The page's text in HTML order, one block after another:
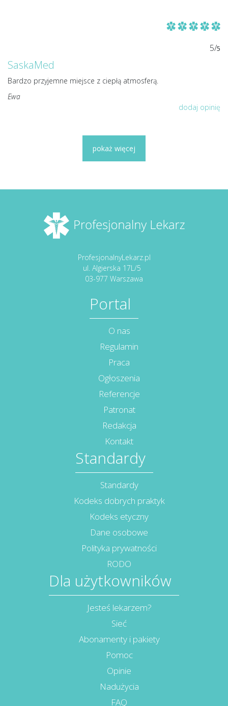
5/5
SaskaMed
Bardzo przyjemne miejsce z ciepłą atmosferą.
Ewa
dodaj opinię
pokaż więcej
ProfesjonalnyLekarz.pl
ul. Algierska 17L/5
03-977 Warszawa
Portal
O nas
Regulamin
Praca
Ogłoszenia
Referencje
Patronat
Redakcja
Kontakt
Standardy
Standardy
Kodeks dobrych praktyk
Kodeks etyczny
Dane osobowe
Polityka prywatności
RODO
Dla użytkowników
Jesteś lekarzem?
Sieć
Abonamenty i pakiety
Pomoc
Opinie
Nadużycia
FAQ